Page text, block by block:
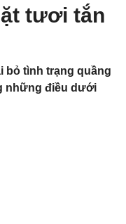
tươi tắn
bỏ tình trạng quầng
những điều dưới